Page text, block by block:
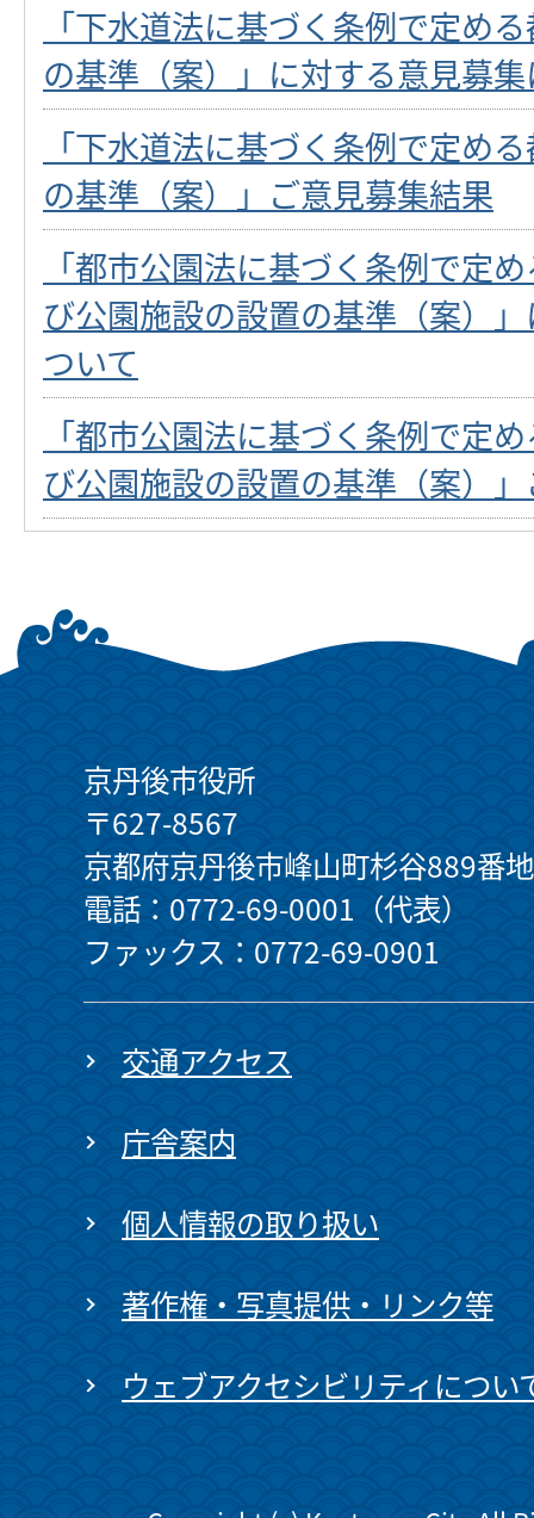
「下水道法に基づく条例で定め
の基準（案）」に対する意見募
「下水道法に基づく条例で定め
の基準（案）」ご意見募集結果
「都市公園法に基づく条例で定
び公園施設の設置の基準（案）
ついて
「都市公園法に基づく条例で定
び公園施設の設置の基準（案）
京丹後市役所
〒627-8567
京都府京丹後市峰山町杉谷889番地
電話：0772-69-0001（代表）
ファックス：0772-69-0901
交通アクセス
庁舎案内
個人情報の取り扱い
著作権・写真提供・リンク等
ウェブアクセシビリティについ